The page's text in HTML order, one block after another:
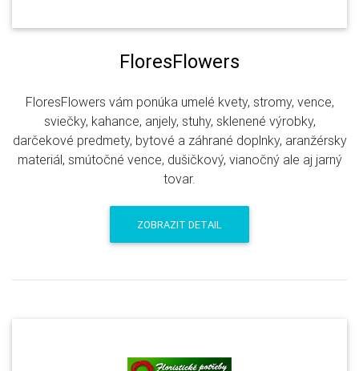
FloresFlowers
FloresFlowers vám ponúka umelé kvety, stromy, vence,
sviečky, kahance, anjely, stuhy, sklenené výrobky,
darčekové predmety, bytové a záhrané doplnky, aranžérsky
materiál, smútočné vence, dušičkový, vianočný ale aj jarný
tovar.
ZOBRAZIT DETAIL